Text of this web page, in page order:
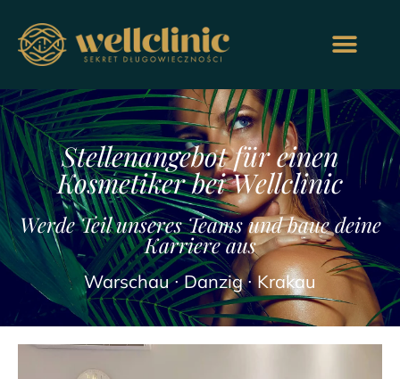
Stellenangebot für einen
Kosmetiker bei Wellclinic
Werde Teil unseres Teams und baue deine
Karriere aus
Warschau ∙ Danzig ∙ Krakau